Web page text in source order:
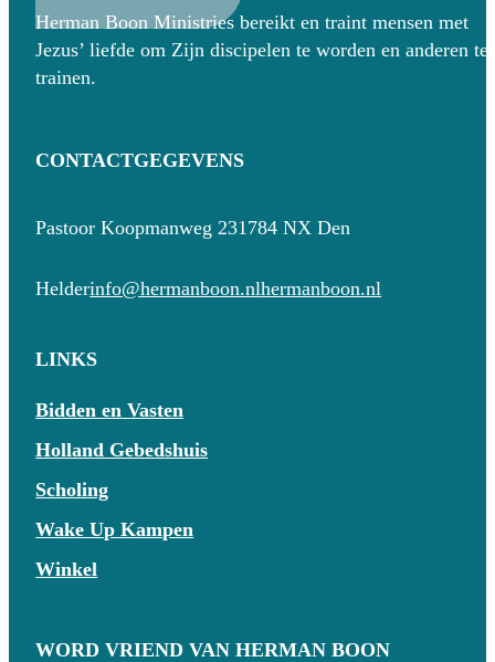
Herman Boon Ministries bereikt en traint mensen met
Jezus’ liefde om Zijn discipelen te worden en anderen te
trainen.
CONTACTGEGEVENS
Pastoor Koopmanweg 231784 NX Den
Helderinfo@hermanboon.nlhermanboon.nl
LINKS
Bidden en Vasten
Holland Gebedshuis
Scholing
Wake Up Kampen
Winkel
WORD VRIEND VAN HERMAN BOON